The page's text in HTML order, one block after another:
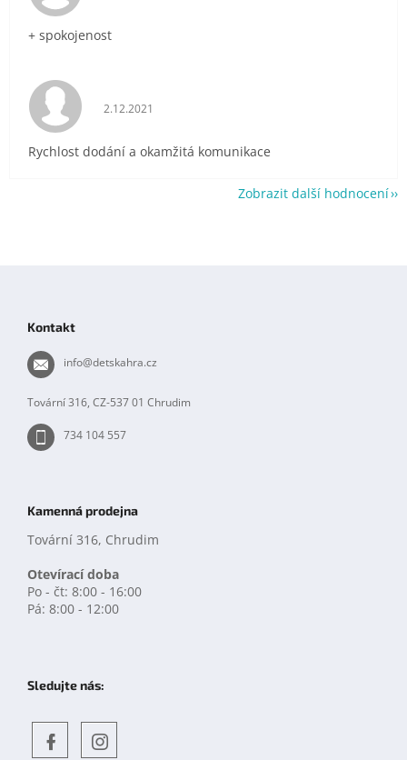
+ spokojenost
Hodnocení obchodu je 5 z 5 hvězdiček.
2.12.2021
Rychlost dodání a okamžitá komunikace
Zobrazit další hodnocení
Kontakt
info@detskahra.cz
Tovární 316, CZ-537 01 Chrudim
734 104 557
Kamenná prodejna
Tovární 316, Chrudim
Otevírací doba
Po - čt: 8:00 - 16:00
Pá: 8:00 - 12:00
Sledujte nás: